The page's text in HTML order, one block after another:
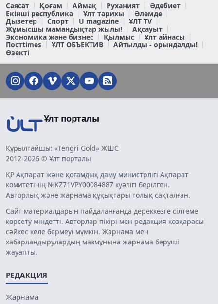
Саясат Қоғам Аймақ Руханият
Әдебиет
Екінші республика
Ұлт тарихы
Әлемде
Дызетер
Спорт U magazine
ҰЛТ TV
Жұмысшы мамандықтар жылы!
Ақсауыт
Экономика және бизнес
Қылмыс
Ұлт айнасы
Постtimes
ҰЛТ ОБЪЕКТИВ
Айтылды - орындалды!
Өзекті
Ұлт порталы
Құрылтайшы: «Tengri Gold» ЖШС
2012-2026 © Ұлт порталы
ҚР Ақпарат және қоғамдық даму министрлігі Ақпарат
комитетінің №KZ71VPY00084887 куәлігі берілген.
Авторлық және жарнама құқықтары толық сақталған.
Сайт материалдарын пайдаланғанда дереккөзге сілтеме
көрсету міндетті. Авторлар пікірі мен редакция көзқарасы
сәйкес келе бермеуі мүмкін. Жарнама мен
хабарландырулардың мазмұнына жарнама беруші
жауапты.
РЕДАКЦИЯ
Жарнама